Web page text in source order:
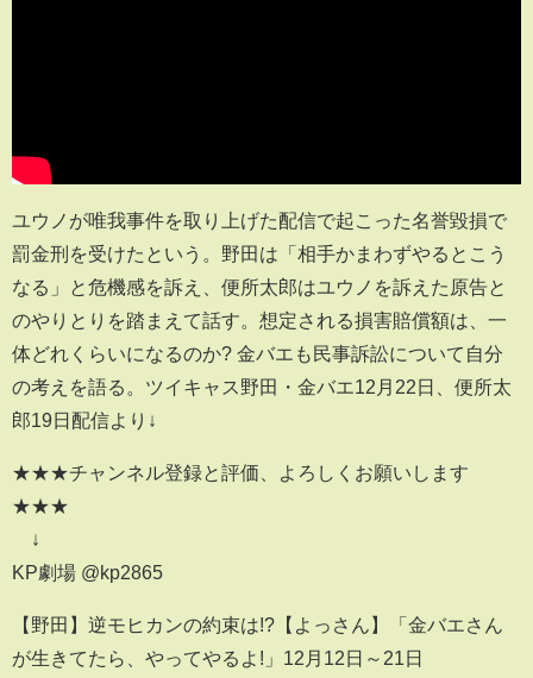
ユウノが唯我事件を取り上げた配信で起こった名誉毀損で
罰金刑を受けたという。野田は「相手かまわずやるとこう
なる」と危機感を訴え、便所太郎はユウノを訴えた原告と
のやりとりを踏まえて話す。想定される損害賠償額は、一
体どれくらいになるのか? 金バエも民事訴訟について自分
の考えを語る。ツイキャス野田・金バエ12月22日、便所太
郎19日配信より↓
★★★チャンネル登録と評価、よろしくお願いします
★★★
↓
KP劇場 @kp2865
【野田】逆モヒカンの約束は!?【よっさん】「金バエさん
が生きてたら、やってやるよ!」12月12日～21日